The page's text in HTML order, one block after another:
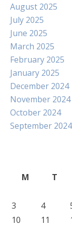
August 2025
July 2025
June 2025
March 2025
February 2025
January 2025
December 2024
November 2024
October 2024
September 2024
M
T
3
4
10
11